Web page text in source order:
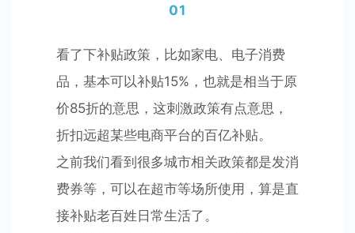
01
看了下补贴政策，比如家电、电子消费
品，基本可以补贴15%，也就是相当于原
价85折的意思，这刺激政策有点意思，
折扣远超某些电商平台的百亿补贴。
之前我们看到很多城市相关政策都是发消
费券等，可以在超市等场所使用，算是直
接补贴老百姓日常生活了。